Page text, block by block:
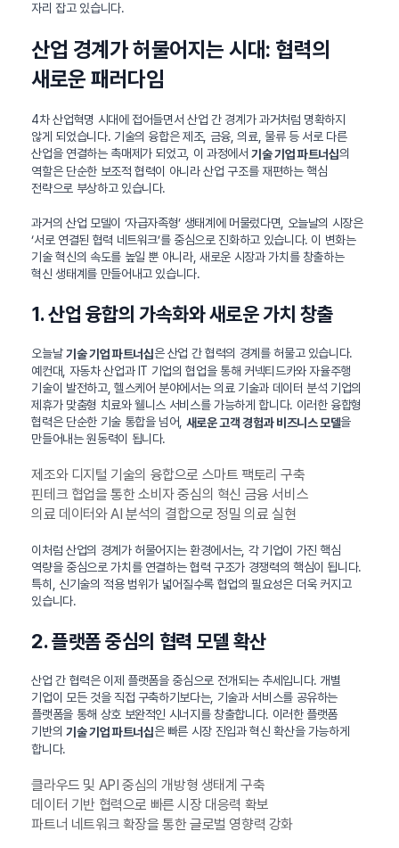
자리 잡고 있습니다.
산업 경계가 허물어지는 시대: 협력의
새로운 패러다임
4차 산업혁명 시대에 접어들면서 산업 간 경계가 과거처럼 명확하지
않게 되었습니다. 기술의 융합은 제조, 금융, 의료, 물류 등 서로 다른
산업을 연결하는 촉매제가 되었고, 이 과정에서기술 기업 파트너십의
역할은 단순한 보조적 협력이 아니라 산업 구조를 재편하는 핵심
전략으로 부상하고 있습니다.
과거의 산업 모델이 ‘자급자족형’ 생태계에 머물렀다면, 오늘날의 시장은
‘서로 연결된 협력 네트워크’를 중심으로 진화하고 있습니다. 이 변화는
기술 혁신의 속도를 높일 뿐 아니라, 새로운 시장과 가치를 창출하는
혁신 생태계를 만들어내고 있습니다.
1. 산업 융합의 가속화와 새로운 가치 창출
오늘날기술 기업 파트너십은 산업 간 협력의 경계를 허물고 있습니다.
예컨대, 자동차 산업과 IT 기업의 협업을 통해 커넥티드카와 자율주행
기술이 발전하고, 헬스케어 분야에서는 의료 기술과 데이터 분석 기업의
제휴가 맞춤형 치료와 웰니스 서비스를 가능하게 합니다. 이러한 융합형
협력은 단순한 기술 통합을 넘어, 새로운 고객 경험과 비즈니스 모델을
만들어내는 원동력이 됩니다.
제조와 디지털 기술의 융합으로 스마트 팩토리 구축
핀테크 협업을 통한 소비자 중심의 혁신 금융 서비스
의료 데이터와 AI 분석의 결합으로 정밀 의료 실현
이처럼 산업의 경계가 허물어지는 환경에서는, 각 기업이 가진 핵심
역량을 중심으로 가치를 연결하는 협력 구조가 경쟁력의 핵심이 됩니다.
특히, 신기술의 적용 범위가 넓어질수록 협업의 필요성은 더욱 커지고
있습니다.
2. 플랫폼 중심의 협력 모델 확산
산업 간 협력은 이제 플랫폼을 중심으로 전개되는 추세입니다. 개별
기업이 모든 것을 직접 구축하기보다는, 기술과 서비스를 공유하는
플랫폼을 통해 상호 보완적인 시너지를 창출합니다. 이러한 플랫폼
기반의 기술 기업 파트너십은 빠른 시장 진입과 혁신 확산을 가능하게
합니다.
클라우드 및 API 중심의 개방형 생태계 구축
데이터 기반 협력으로 빠른 시장 대응력 확보
파트너 네트워크 확장을 통한 글로벌 영향력 강화